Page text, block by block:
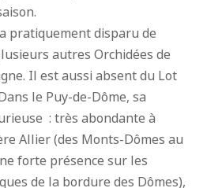
pratiquement disparu de
autres Orchidées de
Il est aussi absent du Lot
le Puy-de-Dôme, sa
: très abondante à
Allier (des Monts-Dômes au
forte présence sur les
de la bordure des Dômes),